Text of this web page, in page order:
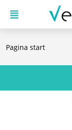
Pagina start